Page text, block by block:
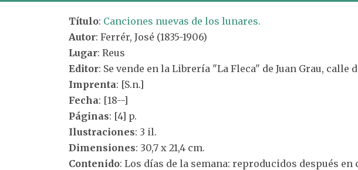
Título: Canciones nuevas de los lunares.
Autor: Ferrér, José (1835-1906)
Lugar: Reus
Editor: Se vende en la Librería "La Fleca" de Juan Grau, calle
Imprenta: [S.n.]
Fecha: [18--]
Páginas: [4] p.
Ilustraciones: 3 il.
Dimensiones: 30,7 x 21,4 cm.
Contenido: Los días de la semana: reproducidos después